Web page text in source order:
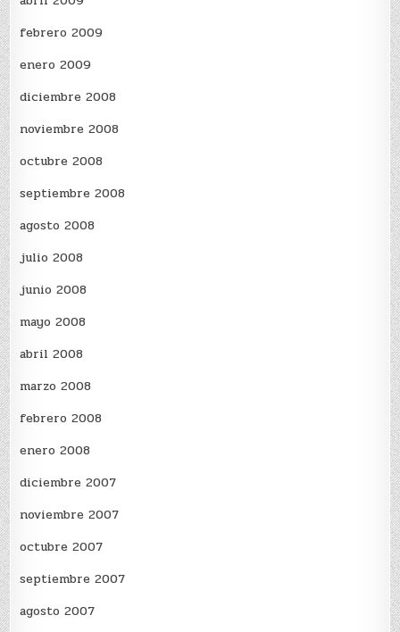
febrero 2009
enero 2009
diciembre 2008
noviembre 2008
octubre 2008
septiembre 2008
agosto 2008
julio 2008
junio 2008
mayo 2008
abril 2008
marzo 2008
febrero 2008
enero 2008
diciembre 2007
noviembre 2007
octubre 2007
septiembre 2007
agosto 2007